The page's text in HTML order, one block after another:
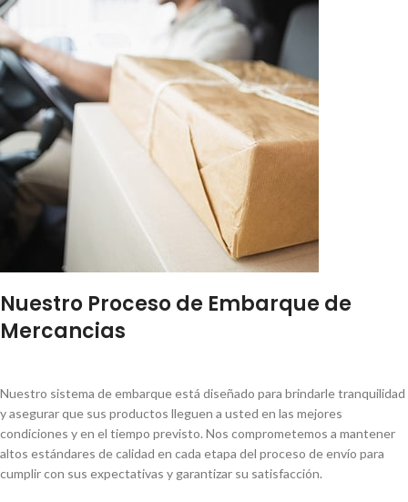
Nuestro Proceso de Embarque de
Mercancias
Nuestro sistema de embarque está diseñado para brindarle tranquilidad
y asegurar que sus productos lleguen a usted en las mejores
condiciones y en el tiempo previsto. Nos comprometemos a mantener
altos estándares de calidad en cada etapa del proceso de envío para
cumplir con sus expectativas y garantizar su satisfacción.